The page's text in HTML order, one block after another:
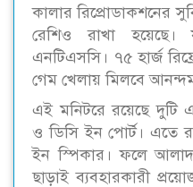
কালার রিপ্রোডাকশনের
রেশিও রাখা
এনটিএসসি। ৭৫ হার্জ
গেম খেলায় মিলবে
এই মনিটরে রয়েছে দুটি
ও ডিসি ইন পোর্ট। এতে
ইন স্পিকার। ফলে
ছাড়াই ব্যবহারকারী